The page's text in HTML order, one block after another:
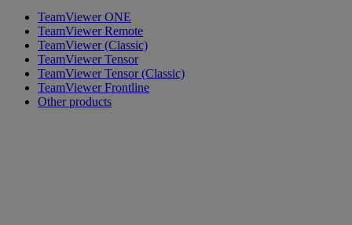
TeamViewer ONE
TeamViewer Remote
TeamViewer (Classic)
TeamViewer Tensor
TeamViewer Tensor (Classic)
TeamViewer Frontline
Other products